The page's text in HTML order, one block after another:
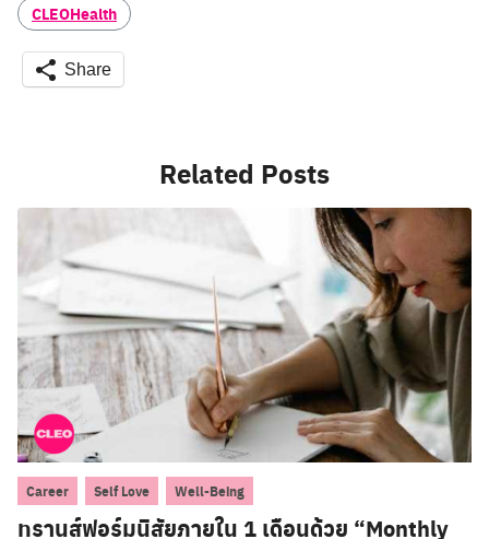
CLEOHealth
Share
Related Posts
Career Self Love Well-Being
ทรานส์ฟอร์มนิสัยภายใน 1 เดือนด้วย “Monthly